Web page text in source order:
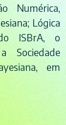
Numérica,
Lógica
ISBrA, o
Sociedade
em